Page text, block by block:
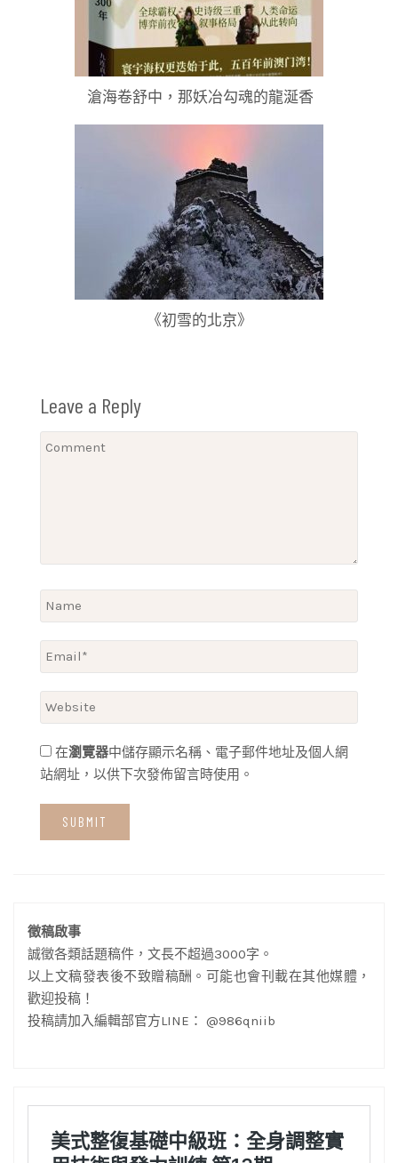
滄海卷舒中，那妖冶勾魂的龍涎香
《初雪的北京》
Leave a Reply
在瀏覽器中儲存顯示名稱、電子郵件地址及個人網
站網址，以供下次發佈留言時使用。
徵稿啟事
誠徵各類話題稿件，文長不超過3000字。
以上文稿發表後不致贈稿酬。可能也會刊載在其他媒體，
歡迎投稿！
投稿請加入編輯部官方LINE： @986qniib